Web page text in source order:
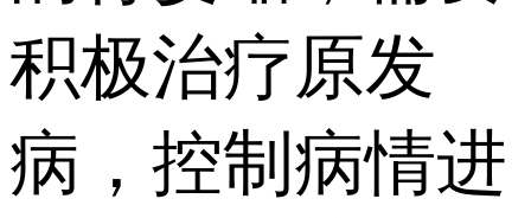
积极治疗原发
病，控制病情进